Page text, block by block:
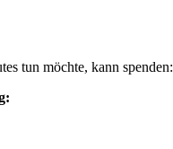
tun möchte, kann spenden: